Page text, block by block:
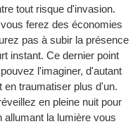
tout risque d'invasion.
ferez des économies
pas à subir la présence
instant. Ce dernier point
l'imaginer, d'autant
en traumatiser plus d'un.
en pleine nuit pour
allumant la lumière vous